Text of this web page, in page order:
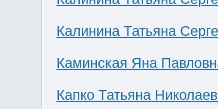
Калинина Татьяна
Каминская Яна
Капко Татьяна